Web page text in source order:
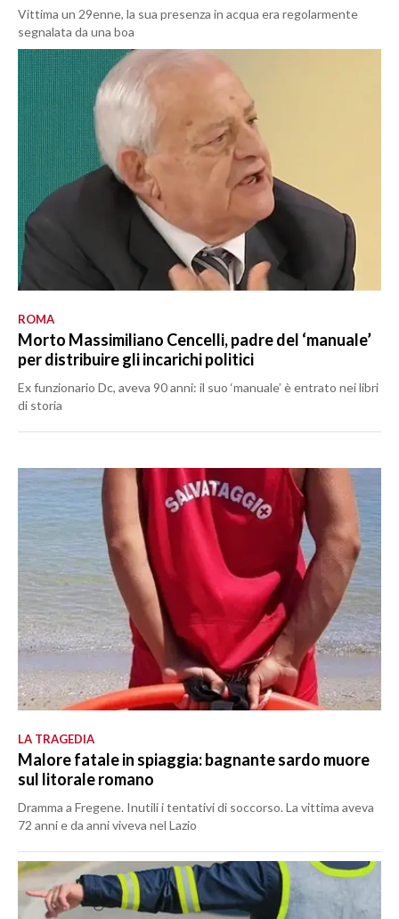
Vittima un 29enne, la sua presenza in acqua era regolarmente
segnalata da una boa
ROMA
Morto Massimiliano Cencelli, padre del ‘manuale’
per distribuire gli incarichi politici
Ex funzionario Dc, aveva 90 anni: il suo ‘manuale’ è entrato nei libri
di storia
LA TRAGEDIA
Malore fatale in spiaggia: bagnante sardo muore
sul litorale romano
Dramma a Fregene. Inutili i tentativi di soccorso. La vittima aveva
72 anni e da anni viveva nel Lazio